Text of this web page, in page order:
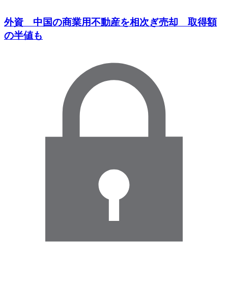
外資 中国の商業用不動産を相次ぎ売却 取得額
の半値も